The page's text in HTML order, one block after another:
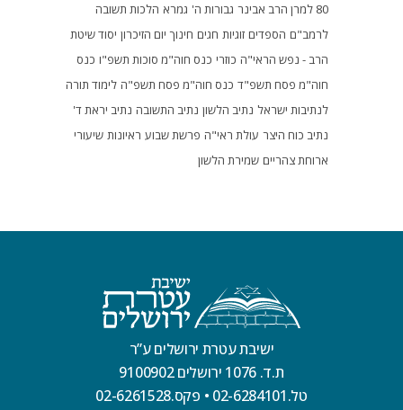
80 למרן הרב אבינר גבורות ה' גמרא הלכות תשובה
לרמב"ם הספדים זוגיות חגים חינוך יום הזיכרון יסוד שיטת
הרב - נפש הראי"ה כוזרי כנס חוה"מ סוכות תשפ"ו כנס
חוה"מ פסח תשפ"ד כנס חוה"מ פסח תשפ"ה לימוד תורה
לנתיבות ישראל נתיב הלשון נתיב התשובה נתיב יראת ד'
נתיב כוח היצר עולת ראי"ה פרשת שבוע ראיונות שיעורי
ארוחת צהריים שמירת הלשון
ישיבת עטרת ירושלים ע”ר
ת.ד. 1076 ירושלים 9100902
טל.02-6284101
• פקס.02-6261528